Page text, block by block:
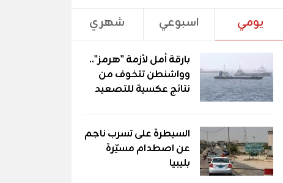
يومي اسبوعي شهري
بارقة أمل لأزمة "هرمز"..
وواشنطن تتخوف من
نتائج عكسية للتصعيد
السيطرة على تسرب ناجم
عن اصطدام مسيّرة
بليبيا